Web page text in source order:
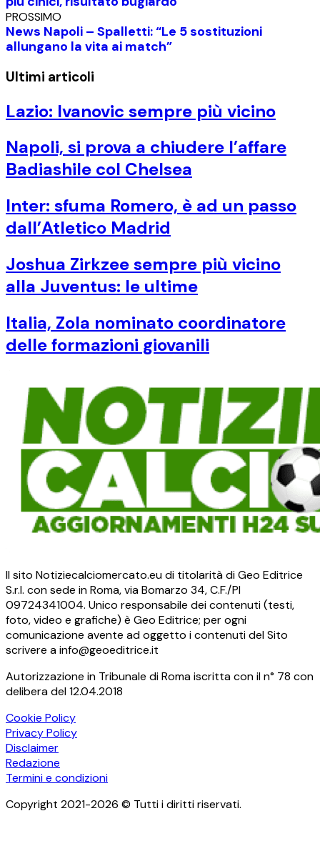
PROSSIMO
News Napoli – Spalletti: “Le 5 sostituzioni
allungano la vita ai match”
Ultimi articoli
Lazio: Ivanovic sempre più vicino
Napoli, si prova a chiudere l’affare
Badiashile col Chelsea
Inter: sfuma Romero, è ad un passo
dall’Atletico Madrid
Joshua Zirkzee sempre più vicino
alla Juventus: le ultime
Italia, Zola nominato coordinatore
delle formazioni giovanili
Il sito Notiziecalciomercato.eu di titolarità di Geo Editrice
S.r.l. con sede in Roma, via Bomarzo 34, C.F./PI
09724341004. Unico responsabile dei contenuti (testi,
foto, video e grafiche) è Geo Editrice; per ogni
comunicazione avente ad oggetto i contenuti del Sito
scrivere a info@geoeditrice.it
Autorizzazione in Tribunale di Roma iscritta con il n° 78 con
delibera del 12.04.2018
Cookie Policy
Privacy Policy
Disclaimer
Redazione
Termini e condizioni
Copyright 2021-2026 © Tutti i diritti riservati.